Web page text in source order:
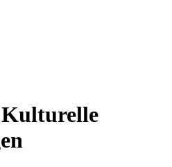
Kulturelle